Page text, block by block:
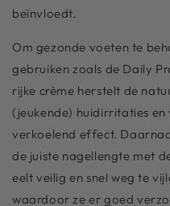
beïnvloedt.
Om gezonde voeten te
gebruiken zoals de Daily
rijke crème herstelt de
(jeukende) huidirritaties
verkoelend effect.
de juiste nagellengte met
eelt veilig en snel weg te
waardoor ze er goed